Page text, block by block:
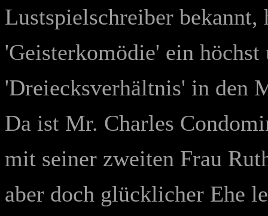
Lustspielschreiber bekannt,
'Geisterkomödie' ein
'Dreiecksverhältnis' in den
Da ist Mr. Charles
mit seiner zweiten Frau
aber doch glücklicher Ehe